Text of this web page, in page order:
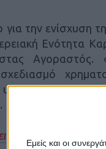
Εμείς και οι
την ενίσχυση
Ενότητα
Αγοραστός.
υποδομές και
Σήμερα